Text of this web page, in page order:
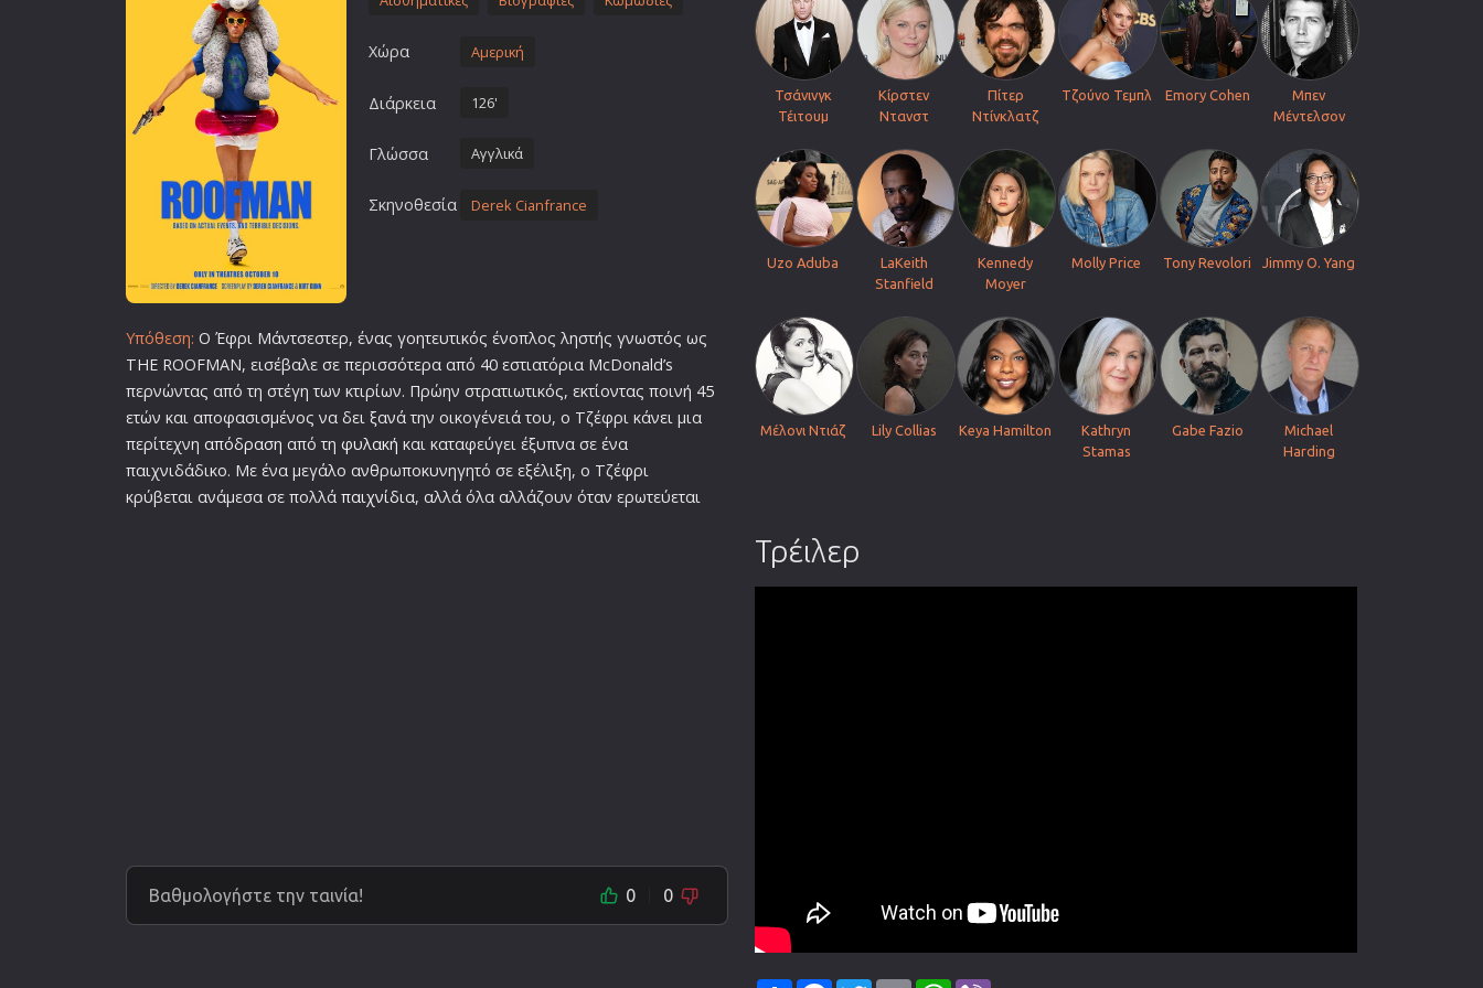
Ερωτικές
Ευρωπαικός Κινηματογράφος
Θρησκευτικές
Θρίλερ
Ιστορικές
Κλασσικές
Χώρα Αμερική
Διάρκεια 126'
Γλώσσα Αγγλικά
Σκηνοθεσία Derek Cianfrance
Υπόθεση: Ο Έφρι Μάντσεστερ, ένας γοητευτικός ένοπλος ληστής γνωστός ως
THE ROOFMAN, εισέβαλε σε περισσότερα από 40 εστιατόρια McDonald’s
περνώντας από τη στέγη των κτιρίων. Πρώην στρατιωτικός, εκτίοντας ποινή 45
ετών και αποφασισμένος να δει ξανά την οικογένειά του, ο Τζέφρι κάνει μια
περίτεχνη απόδραση από τη φυλακή και καταφεύγει έξυπνα σε ένα
παιχνιδάδικο. Με ένα μεγάλο ανθρωποκυνηγητό σε εξέλιξη, ο Τζέφρι
κρύβεται ανάμεσα σε πολλά παιχνίδια, αλλά όλα αλλάζουν όταν ερωτεύεται
Βαθμολογήστε την ταινία! 0 0
Τσάνινγκ
Τέιτουμ
Κίρστεν
Ντανστ
Πίτερ
Ντίνκλατζ
Τζούνο Τεμπλ Emory Cohen
Μπεν
Μέντελσον
Uzo Aduba
LaKeith
Stanfield
Kennedy
Moyer
Molly Price Tony Revolori Jimmy O. Yang
Μέλονι Ντιάζ Lily Collias Keya Hamilton
Kathryn
Stamas
Gabe Fazio
Michael
Harding
Τρέιλερ